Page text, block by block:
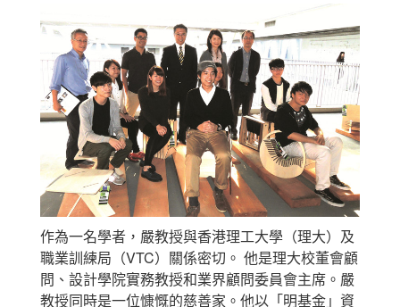
作為一名學者，嚴教授與香港理工大學（理大）及
職業訓練局（VTC）關係密切。 他是理大校董會顧
問、設計學院實務教授和業界顧問委員會主席。嚴
教授同時是一位慷慨的慈善家。他以「明基金」資